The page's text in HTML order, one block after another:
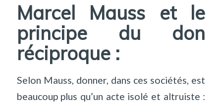
Marcel Mauss et le
principe du don
réciproque :
Selon Mauss, donner, dans ces sociétés, est
beaucoup plus qu’un acte isolé et altruiste :